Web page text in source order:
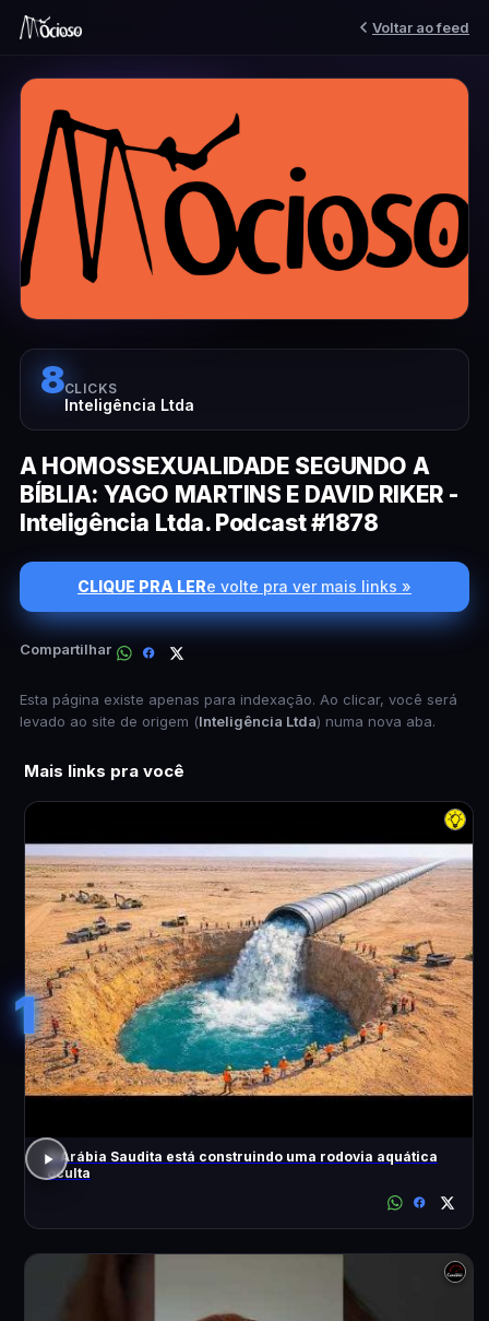
Voltar ao feed
8CLICKS
Inteligência Ltda
A HOMOSSEXUALIDADE SEGUNDO A
BÍBLIA: YAGO MARTINS E DAVID RIKER -
Inteligência Ltda. Podcast #1878
CLIQUE PRA LERe volte pra ver mais links »
Compartilhar
Esta página existe apenas para indexação. Ao clicar, você será
levado ao site de origem (Inteligência Ltda) numa nova aba.
Mais links pra você
1
A Arábia Saudita está construindo uma rodovia aquática
oculta